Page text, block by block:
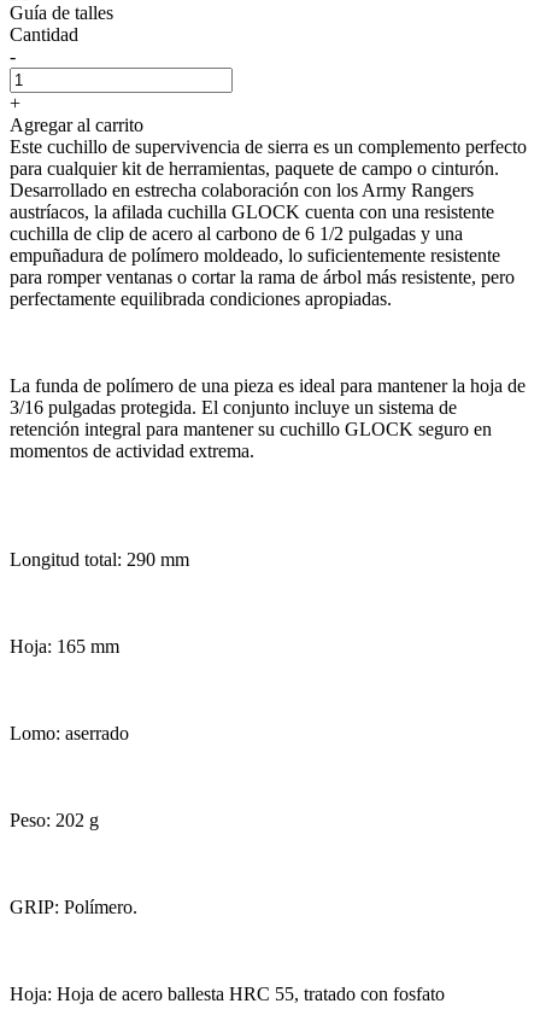
Guía de talles
Cantidad
-
+
Agregar al carrito
Este cuchillo de supervivencia de sierra es un complemento perfecto
para cualquier kit de herramientas, paquete de campo o cinturón.
Desarrollado en estrecha colaboración con los Army Rangers
austríacos, la afilada cuchilla GLOCK cuenta con una resistente
cuchilla de clip de acero al carbono de 6 1/2 pulgadas y una
empuñadura de polímero moldeado, lo suficientemente resistente
para romper ventanas o cortar la rama de árbol más resistente, pero
perfectamente equilibrada condiciones apropiadas.
La funda de polímero de una pieza es ideal para mantener la hoja de
3/16 pulgadas protegida. El conjunto incluye un sistema de
retención integral para mantener su cuchillo GLOCK seguro en
momentos de actividad extrema.
Longitud total: 290 mm
Hoja: 165 mm
Lomo: aserrado
Peso: 202 g
GRIP: Polímero.
Hoja: Hoja de acero ballesta HRC 55, tratado con fosfato